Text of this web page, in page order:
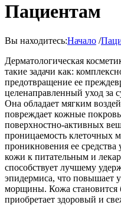
Пациентам
Вы находитесь:Начало /
Дерматологическая
такие задачи как:
предотвращение ее
целенаправленный уход за
Она обладает мягким
повреждает кожные
поверхностно-активных
проницаемость клеточных
проникновения ее
кожи к питательным и
способствует лучшему
эпидермиса, что повышает
морщины. Кожа становится
приобретает здоровый и